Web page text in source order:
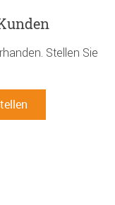
Stellen Sie